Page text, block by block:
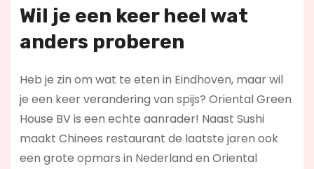
Wil je een keer heel wat
anders proberen
Heb je zin om wat te eten in Eindhoven, maar wil
je een keer verandering van spijs? Oriental Green
House BV is een echte aanrader! Naast Sushi
maakt Chinees restaurant de laatste jaren ook
een grote opmars in Nederland en Oriental